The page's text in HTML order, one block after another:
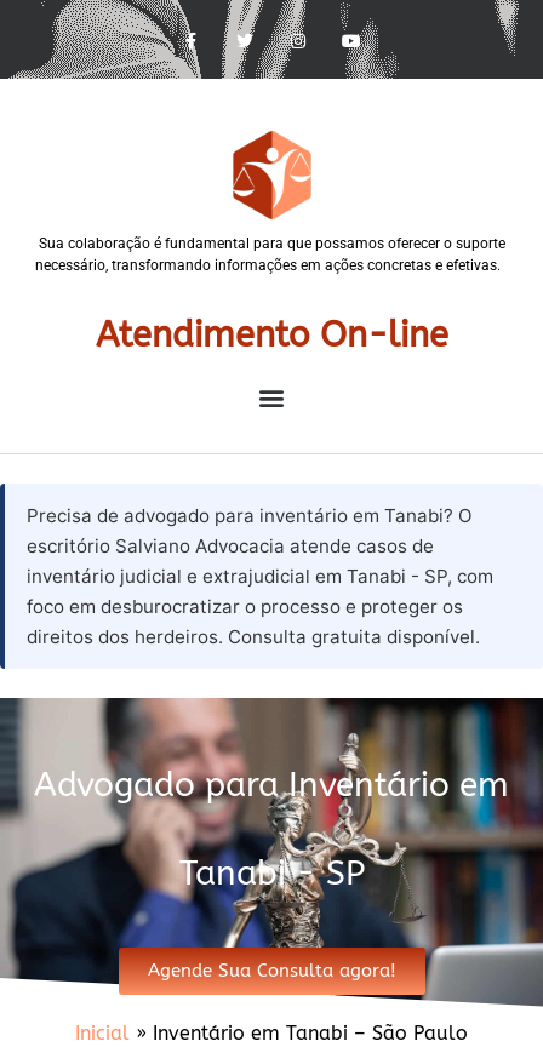
Sua colaboração é fundamental para que possamos oferecer o suporte
necessário, transformando informações em ações concretas e efetivas.
Atendimento On-line
Precisa de advogado para inventário em Tanabi? O
escritório Salviano Advocacia atende casos de
inventário judicial e extrajudicial em Tanabi - SP, com
foco em desburocratizar o processo e proteger os
direitos dos herdeiros. Consulta gratuita disponível.
Advogado para Inventário em
Tanabi - SP
Agende Sua Consulta agora!
Inicial » Inventário em Tanabi – São Paulo